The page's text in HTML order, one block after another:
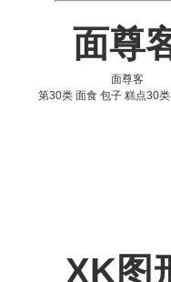
面尊
面尊客
第30类 面食 包子 糕点30
XK图